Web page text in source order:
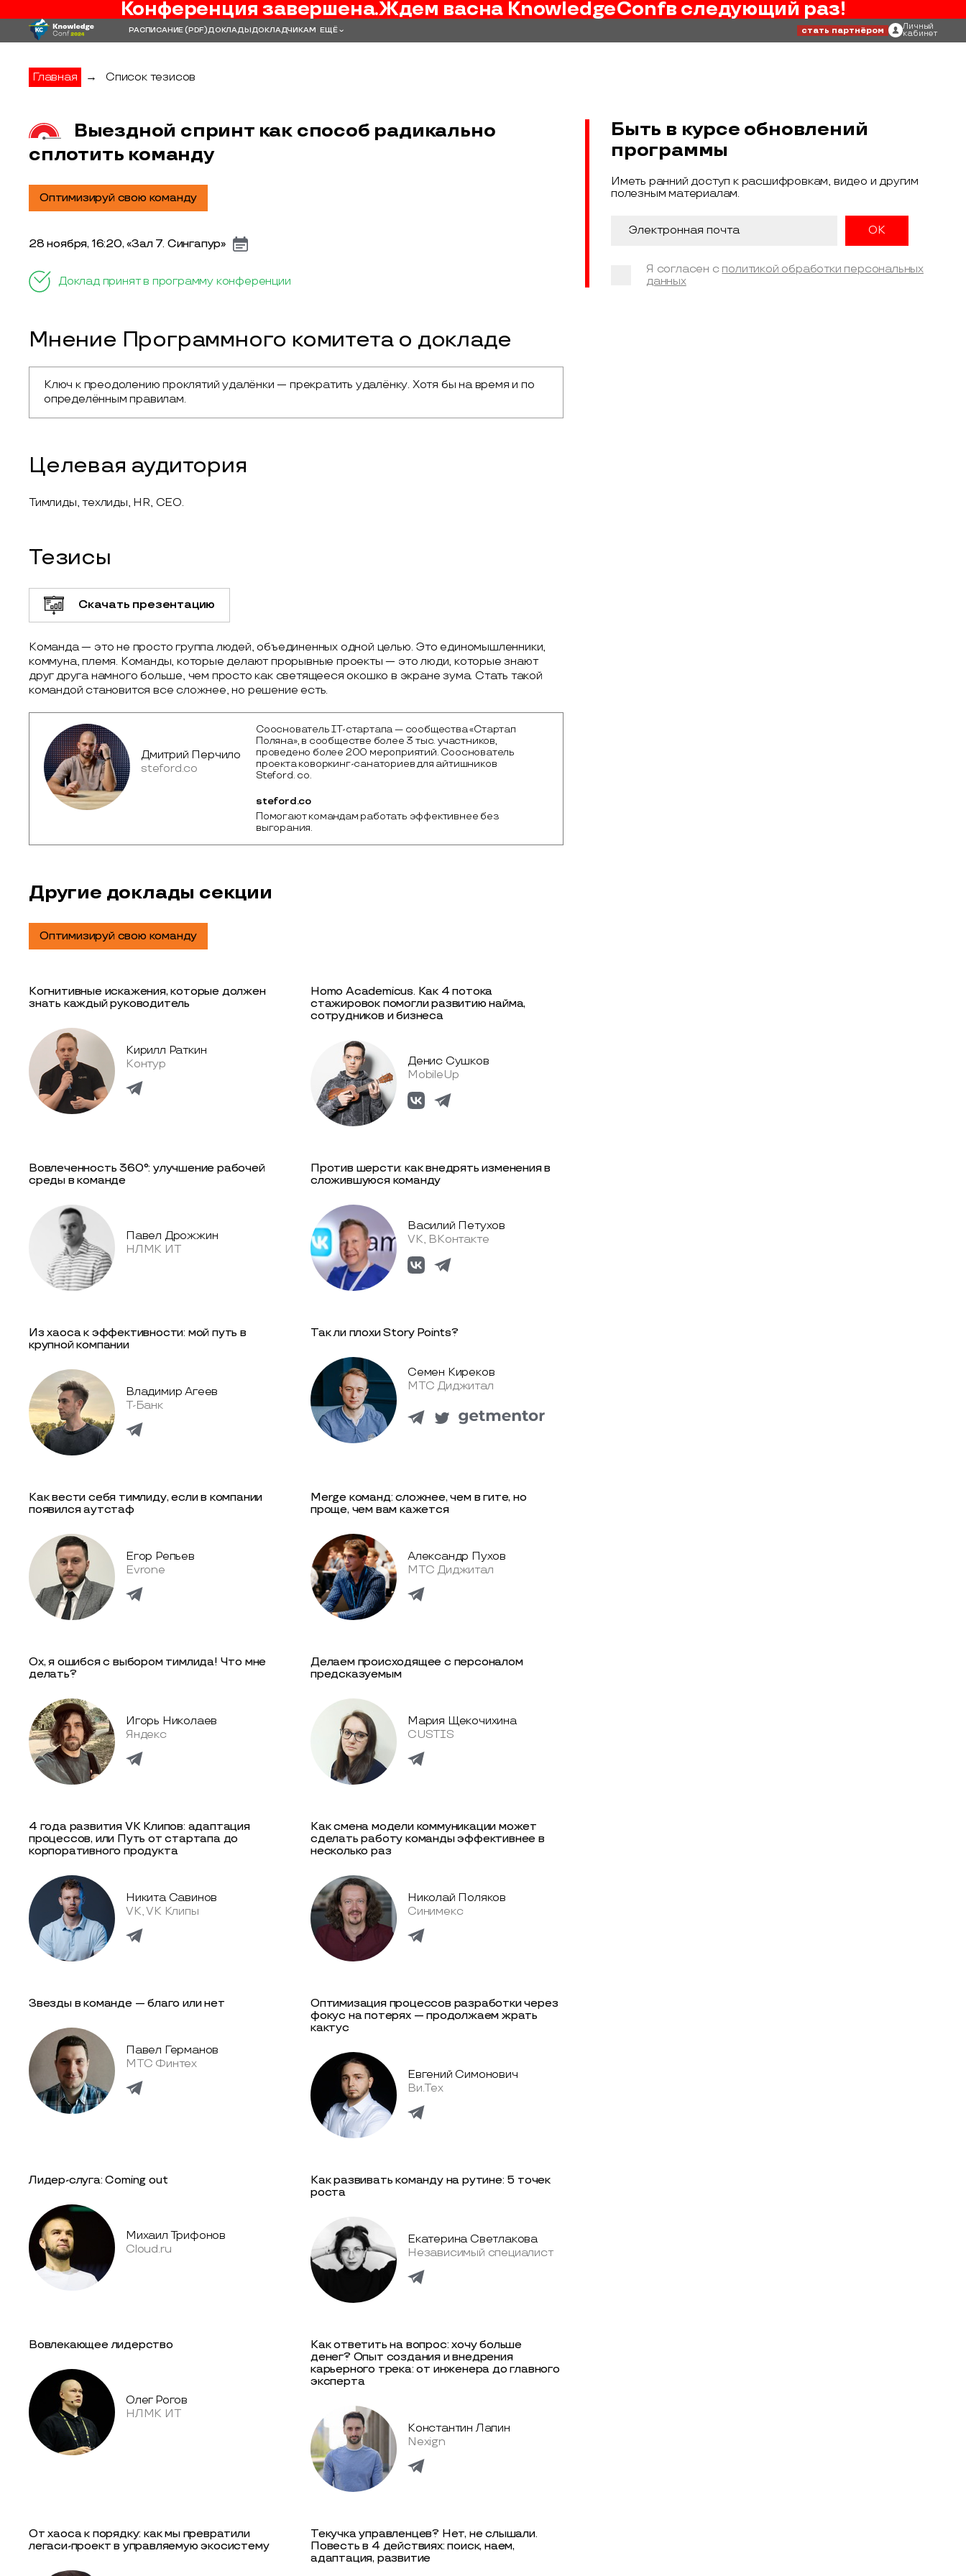
Конференция завершена.Ждем васна KnowledgeConfв следующий раз!
РАСПИСАНИЕ(PDF)ДОКЛАДЫ ДОКЛАДЧИКАМ ЕЩЁ стать партнёром Личный
кабинет
Главная → Список тезисов
Выездной спринт как способ радикально
сплотить команду
Оптимизируй свою команду
28 ноября, 16:20, «Зал 7. Сингапур»
Доклад принят в программу конференции
Мнение Программного комитета о докладе
Ключ к преодолению проклятий удалёнки — прекратить удалёнку. Хотя бы на время и по
определённым правилам.
Целевая аудитория
Тимлиды, техлиды, HR, CEO.
Тезисы
Скачать презентацию
Команда — это не просто группа людей, объединенных одной целью. Это единомышленники,
коммуна, племя. Команды, которые делают прорывные проекты — это люди, которые знают
друг друга намного больше, чем просто как светящееся окошко в экране зума. Стать такой
командой становится все сложнее, но решение есть.
Дмитрий Перчило
steford.co
Сооснователь IТ-стартапа — сообщества «Стартап
Поляна», в сообществе более 3 тыс. участников,
проведено более 200 мероприятий. Сооснователь
проекта коворкинг-санаториев для айтишников
Steford. co.
steford.co
Помогают командам работать эффективнее без
выгорания.
Другие доклады секции
Оптимизируй свою команду
Когнитивные искажения, которые должен
знать каждый руководитель
Кирилл Раткин
Контур
Homo Academicus. Как 4 потока
стажировок помогли развитию найма,
сотрудников и бизнеса
Денис Сушков
MobileUp
Вовлеченность 360°: улучшение рабочей
среды в команде
Павел Дрожжин
НЛМК ИТ
Против шерсти: как внедрять изменения в
сложившуюся команду
Василий Петухов
VK, ВКонтакте
Из хаоса к эффективности: мой путь в
крупной компании
Владимир Агеев
Т-Банк
Так ли плохи Story Points?
Семен Киреков
МТС Диджитал
Как вести себя тимлиду, если в компании
появился аутстаф
Егор Репьев
Evrone
Merge команд: сложнее, чем в гите, но
проще, чем вам кажется
Александр Пухов
МТС Диджитал
Ох, я ошибся с выбором тимлида! Что мне
делать?
Игорь Николаев
Яндекс
Делаем происходящее с персоналом
предсказуемым
Мария Щекочихина
CUSTIS
4 года развития VK Клипов: адаптация
процессов, или Путь от стартапа до
корпоративного продукта
Никита Савинов
VK, VK Клипы
Как смена модели коммуникации может
сделать работу команды эффективнее в
несколько раз
Николай Поляков
Синимекс
Звезды в команде — благо или нет
Павел Германов
МТС Финтех
Оптимизация процессов разработки через
фокус на потерях — продолжаем жрать
кактус
Евгений Симонович
Ви.Тех
Лидер-слуга: Сoming out
Михаил Трифонов
Cloud.ru
Как развивать команду на рутине: 5 точек
роста
Екатерина Светлакова
Независимый специалист
Вовлекающее лидерство
Олег Рогов
НЛМК ИТ
Как ответить на вопрос: хочу больше
денег? Опыт создания и внедрения
карьерного трека: от инженера до главного
эксперта
Константин Лапин
Nexign
От хаоса к порядку: как мы превратили
легаси-проект в управляемую экосистему
Текучка управленцев? Нет, не слышали.
Повесть в 4 действиях: поиск, наем,
адаптация, развитие
Быть в курсе обновлений
программы
Иметь ранний доступ к расшифровкам, видео и другим
полезным материалам.
Я согласен с политикой обработки персональных
данных